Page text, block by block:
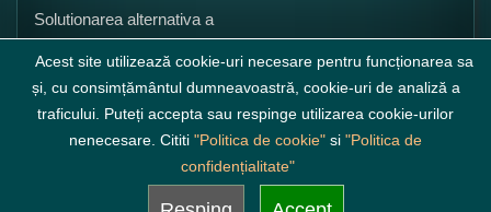
Solutionarea alternativa a
litigiilor
Acest site utilizează cookie-uri necesare pentru funcționarea sa
și, cu consimțământul dumneavoastră, cookie-uri de analiză a
traficului. Puteți accepta sau respinge utilizarea cookie-urilor
nenecesare. Cititi "Politica de cookie" si "Politica de
confidențialitate"